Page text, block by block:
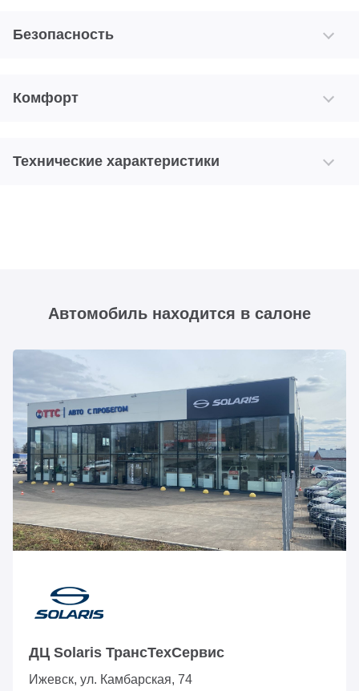
Безопасность
Комфорт
Технические характеристики
Автомобиль находится в салоне
ДЦ Solaris ТрансТехСервис
Ижевск, ул. Камбарская, 74